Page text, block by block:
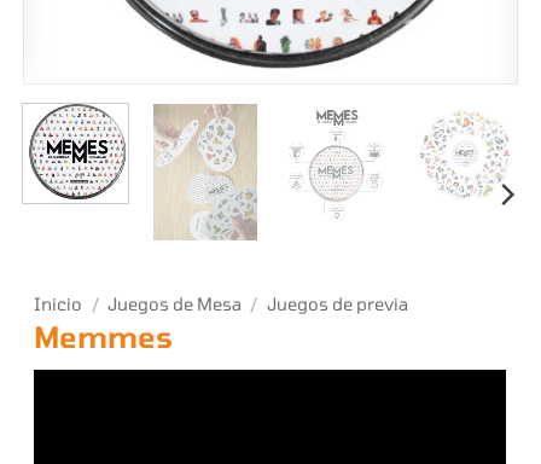
Inicio / Juegos de Mesa / Juegos de previa
Memmes